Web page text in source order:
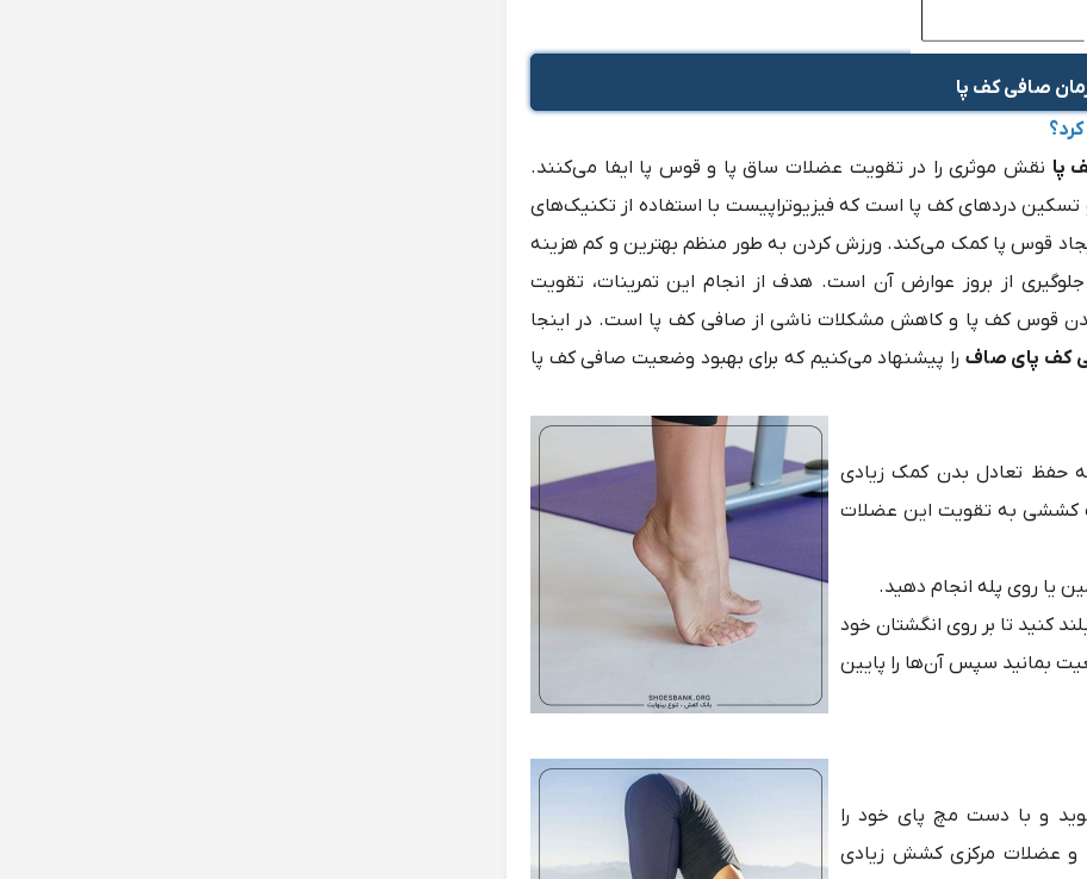
پا نقش موثری را در تقویت عضلات ساق پا و قوس پا ایفا می‌کنند.
تسکین دردهای کف پا است که فیزیوتراپیست با استفاده از تکنیک‌های
قوس پا کمک می‌کند. ورزش کردن به طور منظم بهترین و کم هزینه
از بروز عوارض آن است. هدف از انجام این تمرینات، تقویت
قوس کف پا و کاهش مشکلات ناشی از صافی کف پا است. در اینجا
کف پای صاف را پیشنهاد می‌کنیم که برای بهبود وضعیت صافی کف پا
حفظ تعادل بدن کمک زیادی
کششی به تقویت این عضلات
یا روی پله انجام دهید.
کنید تا بر روی انگشتان خود
در این وضعیت بمانید سپس آن‌ها را پایین
و با دست مچ پای خود را
و عضلات مرکزی کشش زیادی